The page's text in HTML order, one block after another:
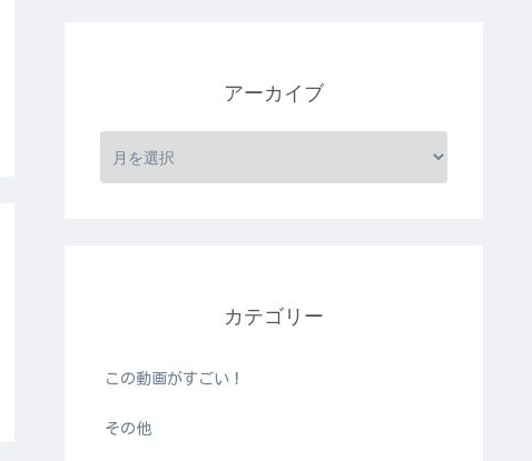
アーカイブ
カテゴリー
この動画がすごい！
その他